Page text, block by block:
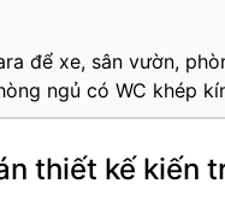
để xe, sân vườn,
ngủ có WC khép
thiết kế kiến